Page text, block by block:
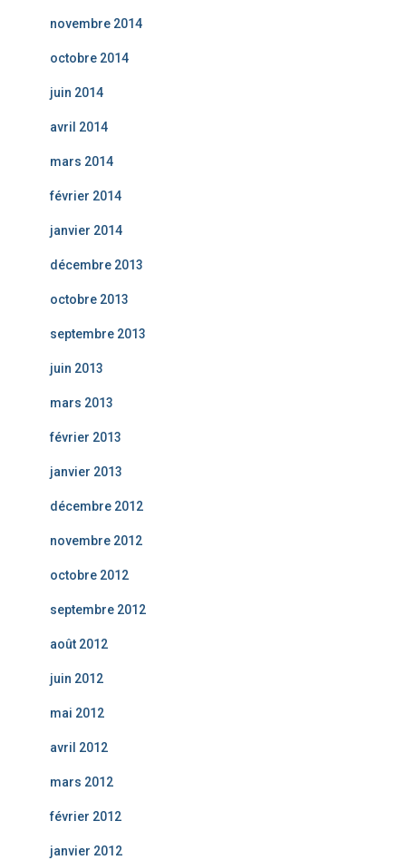
novembre 2014
octobre 2014
juin 2014
avril 2014
mars 2014
février 2014
janvier 2014
décembre 2013
octobre 2013
septembre 2013
juin 2013
mars 2013
février 2013
janvier 2013
décembre 2012
novembre 2012
octobre 2012
septembre 2012
août 2012
juin 2012
mai 2012
avril 2012
mars 2012
février 2012
janvier 2012